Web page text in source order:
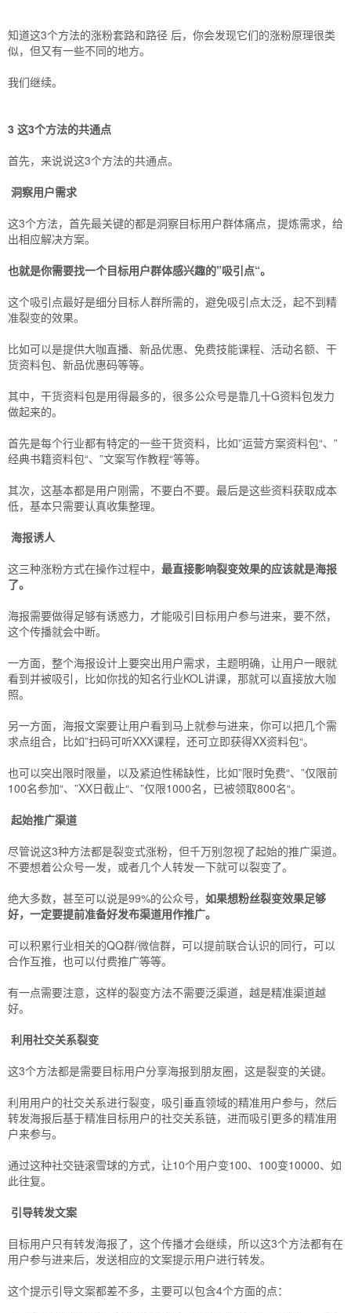
知道这3个方法的涨粉套路和路径 后，你会发现它们的涨粉原理很类
似，但又有一些不同的地方。
我们继续。
3 这3个方法的共通点
首先，来说说这3个方法的共通点。
洞察用户需求
这3个方法，首先最关键的都是洞察目标用户群体痛点，提炼需求，给
出相应解决方案。
也就是你需要找一个目标用户群体感兴趣的”吸引点“。
这个吸引点最好是细分目标人群所需的，避免吸引点太泛，起不到精
准裂变的效果。
比如可以是提供大咖直播、新品优惠、免费技能课程、活动名额、干
货资料包、新品优惠码等等。
其中，干货资料包是用得最多的，很多公众号是靠几十G资料包发力
做起来的。
首先是每个行业都有特定的一些干货资料，比如”运营方案资料包“、”
经典书籍资料包“、”文案写作教程“等等。
其次，这基本都是用户刚需，不要白不要。最后是这些资料获取成本
低，基本只需要认真收集整理。
海报诱人
这三种涨粉方式在操作过程中， 最直接影响裂变效果的应该就是海报
了。
海报需要做得足够有诱惑力，才能吸引目标用户参与进来，要不然，
这个传播就会中断。
一方面，整个海报设计上要突出用户需求，主题明确，让用户一眼就
看到并被吸引，比如你找的知名行业KOL讲课，那就可以直接放大咖
照。
另一方面，海报文案要让用户看到马上就参与进来，你可以把几个需
求点组合，比如”扫码可听XXX课程，还可立即获得XX资料包“。
也可以突出限时限量，以及紧迫性稀缺性，比如”限时免费“、”仅限前
100名参加“、”XX日截止“、”仅限1000名，已被领取800名“。
起始推广渠道
尽管说这3种方法都是裂变式涨粉，但千万别忽视了起始的推广渠道。
不要想着公众号一发，或者几个人转发一下就可以裂变了。
绝大多数，甚至可以说是99%的公众号， 如果想粉丝裂变效果足够
好，一定要提前准备好发布渠道用作推广。
可以积累行业相关的QQ群/微信群，可以提前联合认识的同行，可以
合作互推，也可以付费推广等等。
有一点需要注意，这样的裂变方法不需要泛渠道，越是精准渠道越
好。
利用社交关系裂变
这3个方法都是需要目标用户分享海报到朋友圈，这是裂变的关键。
利用用户的社交关系进行裂变，吸引垂直领域的精准用户参与，然后
转发海报后基于精准目标用户的社交关系链，进而吸引更多的精准用
户来参与。
通过这种社交链滚雪球的方式，让10个用户变100、100变10000、如
此往复。
引导转发文案
目标用户只有转发海报了，这个传播才会继续，所以这3个方法都有在
用户参与进来后，发送相应的文案提示用户进行转发。
这个提示引导文案都差不多，主要可以包含4个方面的点：